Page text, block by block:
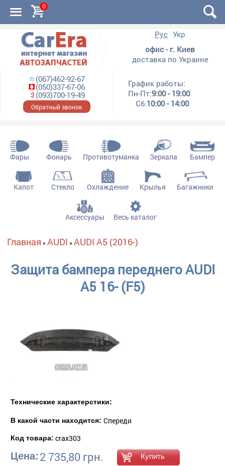
0
Рус Укр
офис - г. Киев
доставка по Украине
(067)462-92-67
(050)337-67-06
(093)700-19-49
Обратный звонок
График работы:
Пн-Пт:9:00 - 19:00
Сб:10:00 - 14:00
Фары Фонарь Противотуманка Зеркала Бампер
Капот Стекло Охлаждение Крылья Багажники
Аксессуары Весь каталог
Вы здесь
Главная »AUDI »AUDI A5 (2016-)
Защита бампера переднего AUDI
A5 16- (F5)
Технические характерстики:
В какой части находится: Спереди
Код товара: crax303
Цена: 2 735,80 грн.